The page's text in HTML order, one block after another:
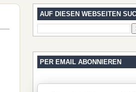
AUF DIESEN WEBSEITEN
PER EMAIL ABONNIEREN